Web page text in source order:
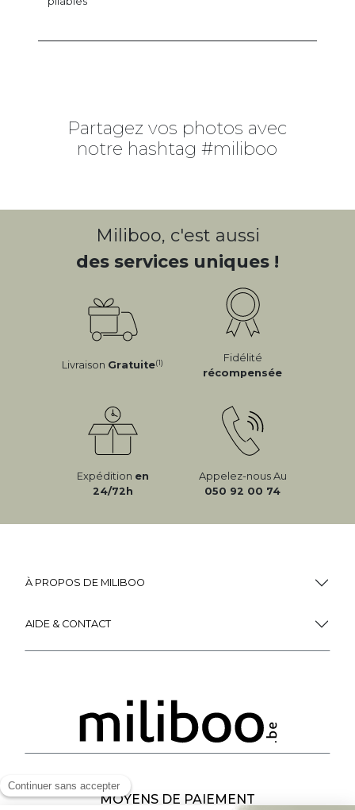
Partagez vos photos avec
notre hashtag #miliboo
Miliboo, c'est aussi
des services uniques !
Livraison Gratuite(1)
Fidélité
récompensée
Expédition en
24/72h
Appelez-nous Au
050 92 00 74
À PROPOS DE MILIBOO
AIDE & CONTACT
MOYENS DE PAIEMENT